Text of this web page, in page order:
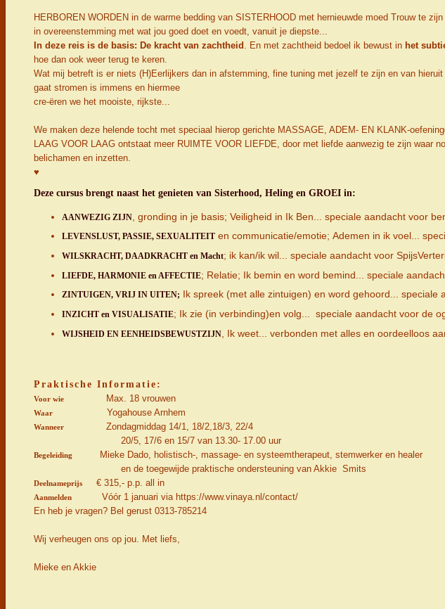
HERBOREN WORDEN in de warme bedding van SISTERHOOD met hernieuwde moed Trouw te
in overeenstemming met wat jou goed doet en voedt, vanuit je diepste...
In deze reis is de basis: De kracht van zachtheid . En met zachtheid bedoel ik bewust in het
hoe dan ook weer terug te keren.
Wat mij betreft is er niets (H)Eerlijkers dan in afstemming, fine tuning met jezelf te zijn en van
gaat stromen is immens en hiermee
cre-ëren we het mooiste, rijkste...
We maken deze helende tocht met speciaal hierop gerichte MASSAGE, ADEM- EN KLANK-
LAAG VOOR LAAG ontstaat meer RUIMTE VOOR LIEFDE, door met liefde aanwezig te zijn waar
belichamen en inzetten.
♥
Deze cursus brengt naast het genieten van Sisterhood, Heling en GROEI in:
AANWEZIG ZIJN , gronding in je basis; Veiligheid in Ik Ben... speciale aandacht voor
LEVENSLUST, PASSIE, SEXUALITEIT en communicatie/emotie; Ademen in ik voel...
WILSKRACHT, DAADKRACHT en Macht; ik kan/ik wil... speciale aandacht voor
LIEFDE, HARMONIE en AFFECTIE; Relatie; Ik bemin en word bemind... speciale
ZINTUIGEN, VRIJ IN UITEN; Ik spreek (met alle zintuigen) en word gehoord...
INZICHT en VISUALISATIE; Ik zie (in verbinding)en volg... speciale aandacht voor de
WIJSHEID EN EENHEIDSBEWUSTZIJN , Ik weet... verbonden met alles en oordeelloos
Praktische Informatie:
Voor wie Max. 18 vrouwen
Waar Yogahouse Arnhem
Wanneer
Zondagmiddag 14/1, 18/2,18/3, 22/4
20/5, 17/6 en 15/7 van 13.30- 17.00 uur
Begeleiding
Mieke Dado, holistisch-, massage- en systeemtherapeut, stemwerker en healer
en de toegewijde praktische ondersteuning van Akkie Smits
Deelnameprijs € 315,- p.p. all in
Aanmelden
Vóór 1 januari via https://www.vinaya.nl/contact/
En heb je vragen? Bel gerust 0313-785214
Wij verheugen ons op jou. Met liefs,
Mieke en Akkie